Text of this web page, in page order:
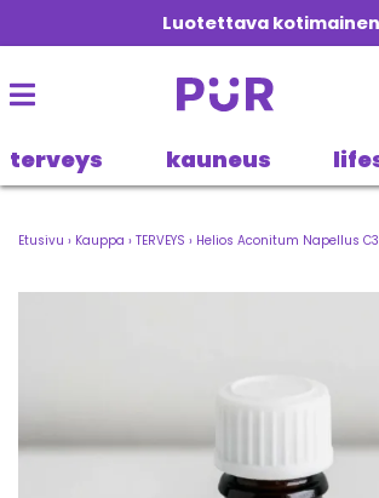
Luotettava kotimainen
terveys kauneus
Etusivu › Kauppa › TERVEYS › Helios Aconitum Napellus